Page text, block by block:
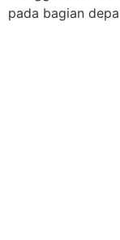
pada bagian